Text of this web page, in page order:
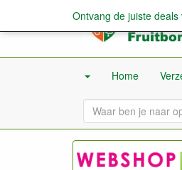
Home
Ontvang de juiste